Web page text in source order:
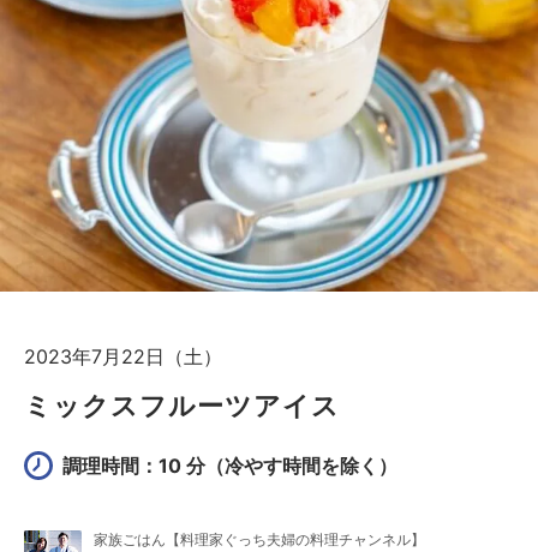
2023年7月22日（土）
ミックスフルーツアイス
調理時間：10 分（冷やす時間を除く）